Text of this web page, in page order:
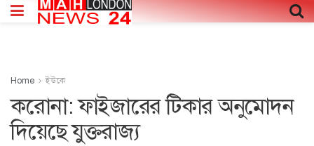
Home ইউকে
করোনা: ফাইজারের টিকার অনুমোদন
দিয়েছে যুক্তরাজ্য